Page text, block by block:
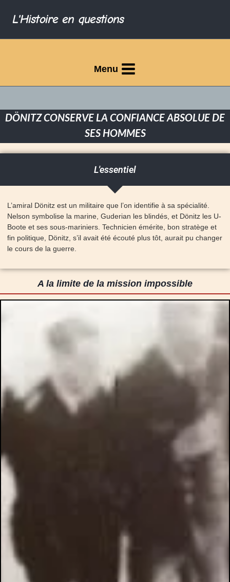
L'Histoire en questions
Menu
DÖNITZ CONSERVE LA CONFIANCE ABSOLUE DE
SES HOMMES
L'essentiel
L’amiral Dönitz est un militaire que l’on identifie à sa spécialité.
Nelson symbolise la marine, Guderian les blindés, et Dönitz les U-
Boote et ses sous-mariniers. Technicien émérite, bon stratège et
fin politique, Dönitz, s’il avait été écouté plus tôt, aurait pu changer
le cours de la guerre.
A la limite de la mission impossible